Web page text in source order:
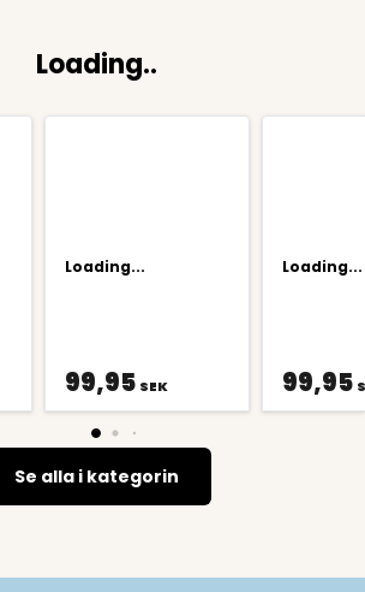
Loading..
Loading...
99,95 SEK
Loading...
99,95
Se alla i kategorin